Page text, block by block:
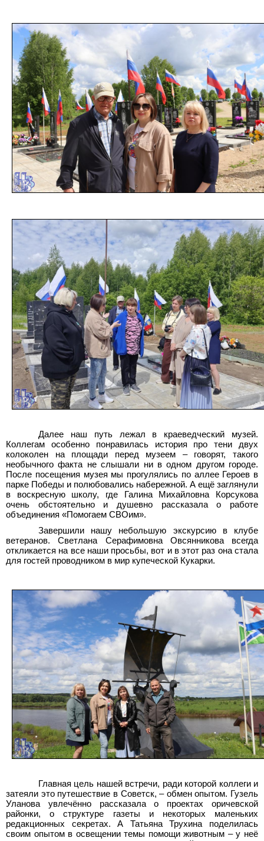
Далее наш путь лежал в краеведческий музей.
Коллегам особенно понравилась история про тени двух
колоколен на площади перед музеем – говорят, такого
необычного факта не слышали ни в одном другом городе.
После посещения музея мы прогулялись по аллее Героев в
парке Победы и полюбовались набережной. А ещё заглянули
в воскресную школу, где Галина Михайловна Корсукова
очень обстоятельно и душевно рассказала о работе
объединения «Помогаем СВОим».
Завершили нашу небольшую экскурсию в клубе
ветеранов. Светлана Серафимовна Овсянникова всегда
откликается на все наши просьбы, вот и в этот раз она стала
для гостей проводником в мир купеческой Кукарки.
Главная цель нашей встречи, ради которой коллеги и
затеяли это путешествие в Советск, – обмен опытом. Гузель
Уланова увлечённо рассказала о проектах оричевской
районки, о структуре газеты и некоторых маленьких
редакционных секретах. А Татьяна Трухина поделилась
своим опытом в освещении темы помощи животным – у неё